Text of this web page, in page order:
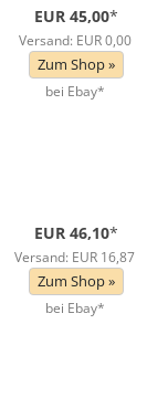
EUR 45,00*
Versand: EUR 0,00
Zum Shop »
bei Ebay*
EUR 46,10*
Versand: EUR 16,87
Zum Shop »
bei Ebay*